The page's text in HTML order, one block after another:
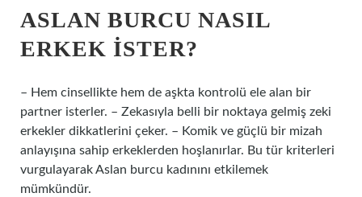
ASLAN BURCU NASIL
ERKEK ISTER?
– Hem cinsellikte hem de aşkta kontrolü ele alan bir
partner isterler. – Zekasıyla belli bir noktaya gelmiş zeki
erkekler dikkatlerini çeker. – Komik ve güçlü bir mizah
anlayışına sahip erkeklerden hoşlanırlar. Bu tür kriterleri
vurgulayarak Aslan burcu kadınını etkilemek
mümkündür.